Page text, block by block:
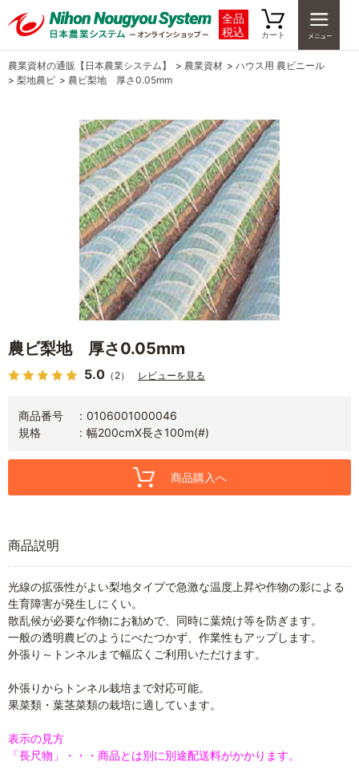
全品
税込
カート
農業資材の通販【日本農業システム】 > 農業資材 > ハウス用 農ビニール
> 梨地農ビ > 農ビ梨地 厚さ0.05mm
農ビ梨地 厚さ0.05mm
5.0 （2） レビューを見る
商品番号
0106001000046
規格
幅200cmX長さ100m(#)
商品購入へ
商品説明
光線の拡張性がよい梨地タイプで急激な温度上昇や作物の影による
生育障害が発生しにくい。
散乱候が必要な作物にお勧めで、同時に葉焼け等を防ぎます。
一般の透明農ビのようにべたつかず、作業性もアップします。
外張り～トンネルまで幅広くご利用いただけます。
外張りからトンネル栽培まで対応可能。
果菜類・葉茎菜類の栽培に適しています。
表示の見方
「長尺物」・・・商品とは別に別途配送料がかかります。